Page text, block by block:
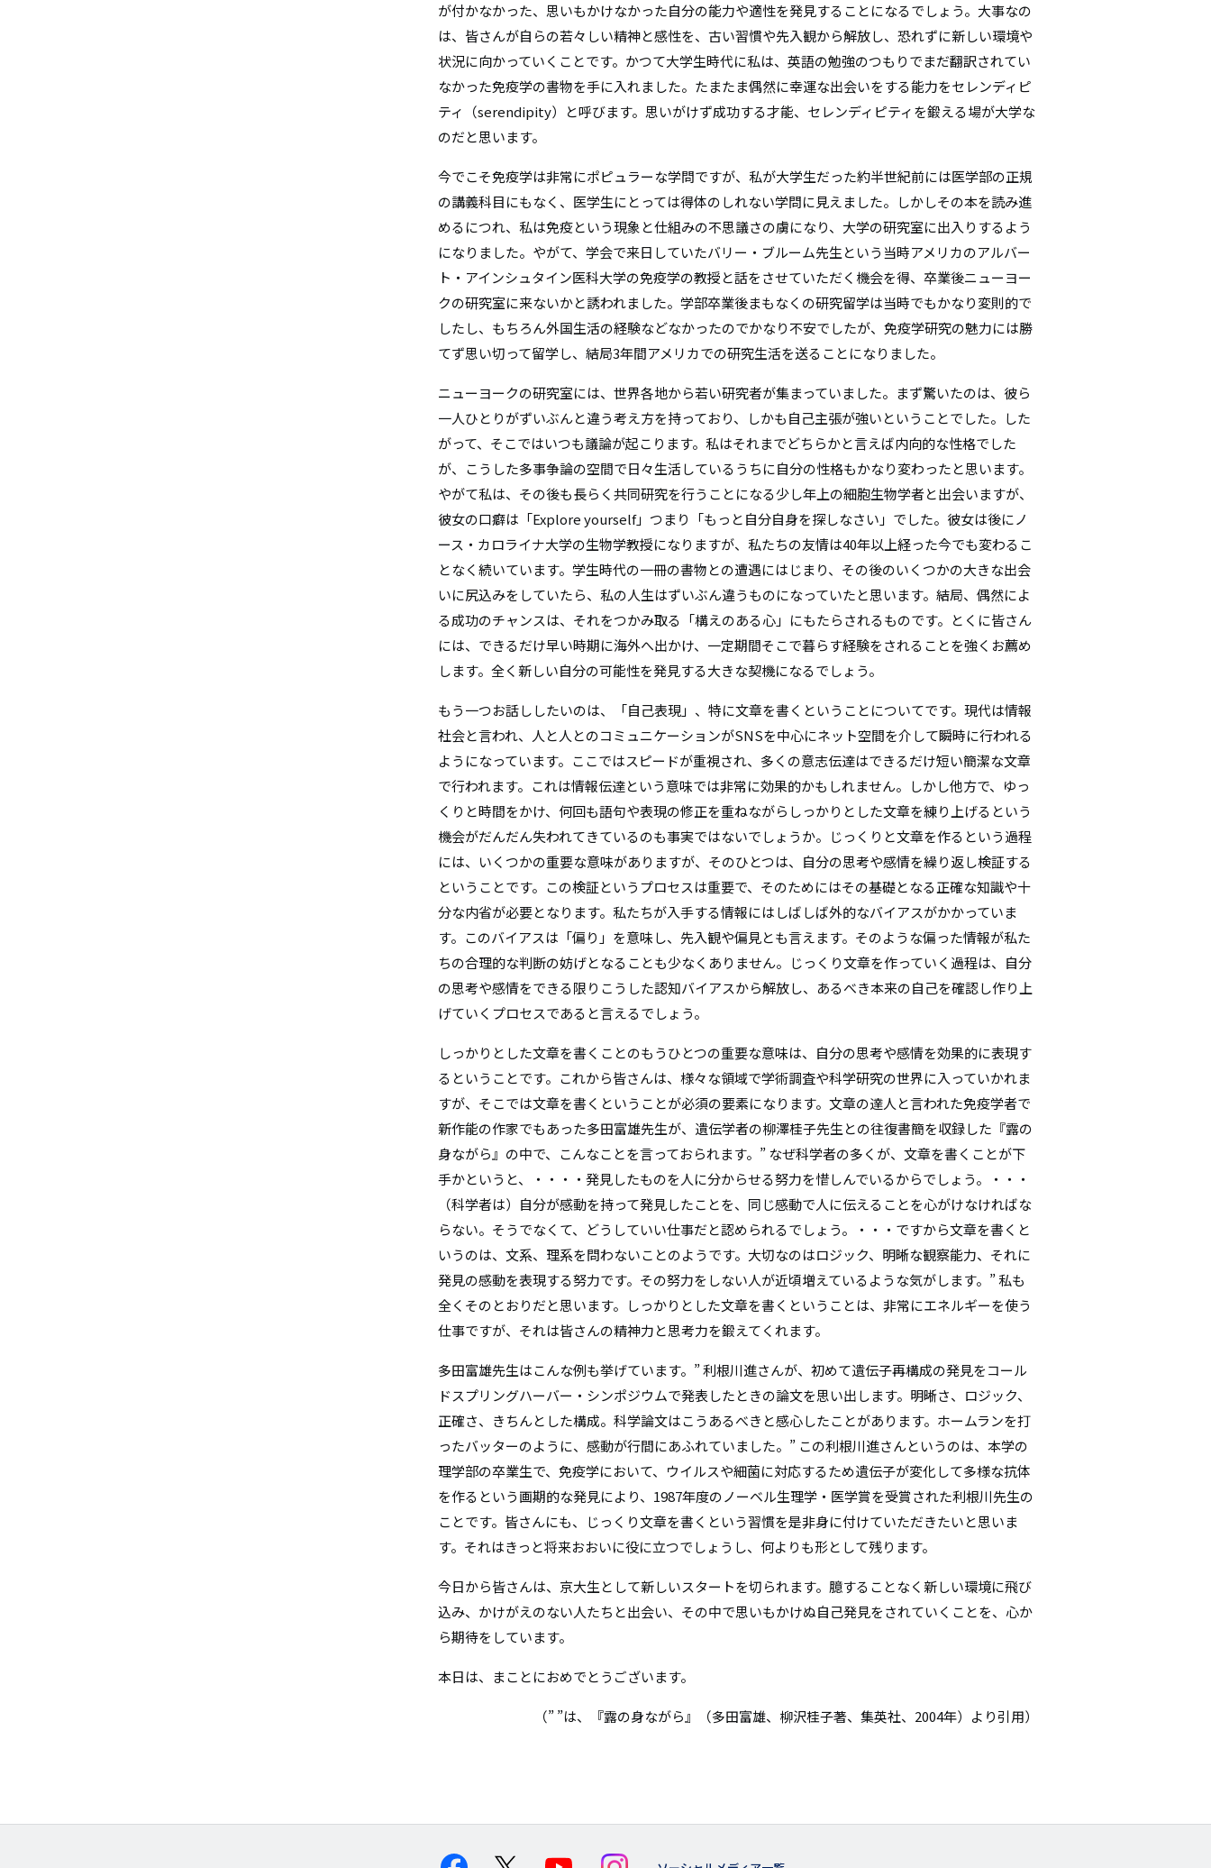
が付かなかった、思いもかけなかった自分の能力や適性を発見することになるでしょう。大事なの
は、皆さんが自らの若々しい精神と感性を、古い習慣や先入観から解放し、恐れずに新しい環境や
状況に向かっていくことです。かつて大学生時代に私は、英語の勉強のつもりでまだ翻訳されてい
なかった免疫学の書物を手に入れました。たまたま偶然に幸運な出会いをする能力をセレンディピ
ティ（serendipity）と呼びます。思いがけず成功する才能、セレンディピティを鍛える場が大学な
のだと思います。
今でこそ免疫学は非常にポピュラーな学問ですが、私が大学生だった約半世紀前には医学部の正規
の講義科目にもなく、医学生にとっては得体のしれない学問に見えました。しかしその本を読み進
めるにつれ、私は免疫という現象と仕組みの不思議さの虜になり、大学の研究室に出入りするよう
になりました。やがて、学会で来日していたバリー・ブルーム先生という当時アメリカのアルバー
ト・アインシュタイン医科大学の免疫学の教授と話をさせていただく機会を得、卒業後ニューヨー
クの研究室に来ないかと誘われました。学部卒業後まもなくの研究留学は当時でもかなり変則的で
したし、もちろん外国生活の経験などなかったのでかなり不安でしたが、免疫学研究の魅力には勝
てず思い切って留学し、結局3年間アメリカでの研究生活を送ることになりました。
ニューヨークの研究室には、世界各地から若い研究者が集まっていました。まず驚いたのは、彼ら
一人ひとりがずいぶんと違う考え方を持っており、しかも自己主張が強いということでした。した
がって、そこではいつも議論が起こります。私はそれまでどちらかと言えば内向的な性格でした
が、こうした多事争論の空間で日々生活しているうちに自分の性格もかなり変わったと思います。
やがて私は、その後も長らく共同研究を行うことになる少し年上の細胞生物学者と出会いますが、
彼女の口癖は「Explore yourself」つまり「もっと自分自身を探しなさい」でした。彼女は後にノ
ース・カロライナ大学の生物学教授になりますが、私たちの友情は40年以上経った今でも変わるこ
となく続いています。学生時代の一冊の書物との遭遇にはじまり、その後のいくつかの大きな出会
いに尻込みをしていたら、私の人生はずいぶん違うものになっていたと思います。結局、偶然によ
る成功のチャンスは、それをつかみ取る「構えのある心」にもたらされるものです。とくに皆さん
には、できるだけ早い時期に海外へ出かけ、一定期間そこで暮らす経験をされることを強くお薦め
します。全く新しい自分の可能性を発見する大きな契機になるでしょう。
もう一つお話ししたいのは、「自己表現」、特に文章を書くということについてです。現代は情報
社会と言われ、人と人とのコミュニケーションがSNSを中心にネット空間を介して瞬時に行われる
ようになっています。ここではスピードが重視され、多くの意志伝達はできるだけ短い簡潔な文章
で行われます。これは情報伝達という意味では非常に効果的かもしれません。しかし他方で、ゆっ
くりと時間をかけ、何回も語句や表現の修正を重ねながらしっかりとした文章を練り上げるという
機会がだんだん失われてきているのも事実ではないでしょうか。じっくりと文章を作るという過程
には、いくつかの重要な意味がありますが、そのひとつは、自分の思考や感情を繰り返し検証する
ということです。この検証というプロセスは重要で、そのためにはその基礎となる正確な知識や十
分な内省が必要となります。私たちが入手する情報にはしばしば外的なバイアスがかかっていま
す。このバイアスは「偏り」を意味し、先入観や偏見とも言えます。そのような偏った情報が私た
ちの合理的な判断の妨げとなることも少なくありません。じっくり文章を作っていく過程は、自分
の思考や感情をできる限りこうした認知バイアスから解放し、あるべき本来の自己を確認し作り上
げていくプロセスであると言えるでしょう。
しっかりとした文章を書くことのもうひとつの重要な意味は、自分の思考や感情を効果的に表現す
るということです。これから皆さんは、様々な領域で学術調査や科学研究の世界に入っていかれま
すが、そこでは文章を書くということが必須の要素になります。文章の達人と言われた免疫学者で
新作能の作家でもあった多田富雄先生が、遺伝学者の柳澤桂子先生との往復書簡を収録した『露の
身ながら』の中で、こんなことを言っておられます。” なぜ科学者の多くが、文章を書くことが下
手かというと、・・・・発見したものを人に分からせる努力を惜しんでいるからでしょう。・・・
（科学者は）自分が感動を持って発見したことを、同じ感動で人に伝えることを心がけなければな
らない。そうでなくて、どうしていい仕事だと認められるでしょう。・・・ですから文章を書くと
いうのは、文系、理系を問わないことのようです。大切なのはロジック、明晰な観察能力、それに
発見の感動を表現する努力です。その努力をしない人が近頃増えているような気がします。” 私も
全くそのとおりだと思います。しっかりとした文章を書くということは、非常にエネルギーを使う
仕事ですが、それは皆さんの精神力と思考力を鍛えてくれます。
多田富雄先生はこんな例も挙げています。” 利根川進さんが、初めて遺伝子再構成の発見をコール
ドスプリングハーバー・シンポジウムで発表したときの論文を思い出します。明晰さ、ロジック、
正確さ、きちんとした構成。科学論文はこうあるべきと感心したことがあります。ホームランを打
ったバッターのように、感動が行間にあふれていました。” この利根川進さんというのは、本学の
理学部の卒業生で、免疫学において、ウイルスや細菌に対応するため遺伝子が変化して多様な抗体
を作るという画期的な発見により、1987年度のノーベル生理学・医学賞を受賞された利根川先生の
ことです。皆さんにも、じっくり文章を書くという習慣を是非身に付けていただきたいと思いま
す。それはきっと将来おおいに役に立つでしょうし、何よりも形として残ります。
今日から皆さんは、京大生として新しいスタートを切られます。臆することなく新しい環境に飛び
込み、かけがえのない人たちと出会い、その中で思いもかけぬ自己発見をされていくことを、心か
ら期待をしています。
本日は、まことにおめでとうございます。
（” ”は、『露の身ながら』（多田富雄、柳沢桂子著、集英社、2004年）より引用）